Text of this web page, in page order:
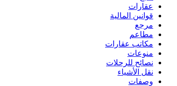
عقارات
قوانين المالية
مرجع
مطاعم
مكاتب عقارات
منوعات
نصائح للرحلات
نقل الأشياء
وصفات